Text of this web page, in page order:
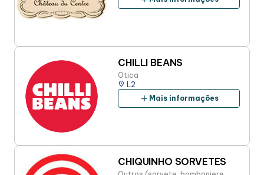
CHILLI BEANS
Ótica
place L2
add Mais informações
CHIQUINHO SORVETES